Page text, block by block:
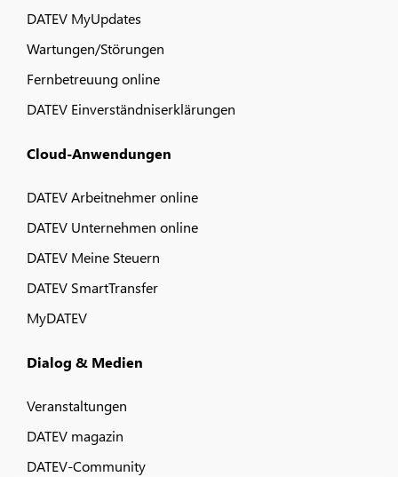
DATEV MyUpdates
Wartungen/Störungen
Fernbetreuung online
DATEV Einverständniserklärungen
Cloud-Anwendungen
DATEV Arbeitnehmer online
DATEV Unternehmen online
DATEV Meine Steuern
DATEV SmartTransfer
MyDATEV
Dialog & Medien
Veranstaltungen
DATEV magazin
DATEV-Community